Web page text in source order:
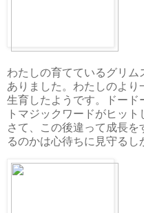
わたしの育てているグリ
ありました。わたしのよ
生育したようです。ドード
トマジックワードがヒット
さて、この後違って成長
るのかは心待ちに見守るし